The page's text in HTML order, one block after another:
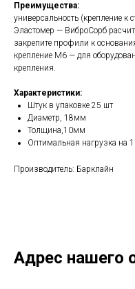
Преимущества:
универсальность (крепление к
Эластомер — ВиброСорб
закрепите профили к
крепление М6 — для
крепления.
Характеристики:
Штук в упаковке 25 шт
Диаметр, 18мм
Толщина,10мм
Оптимальная нагрузка на
Производитель: Барклайн
Адрес нашего